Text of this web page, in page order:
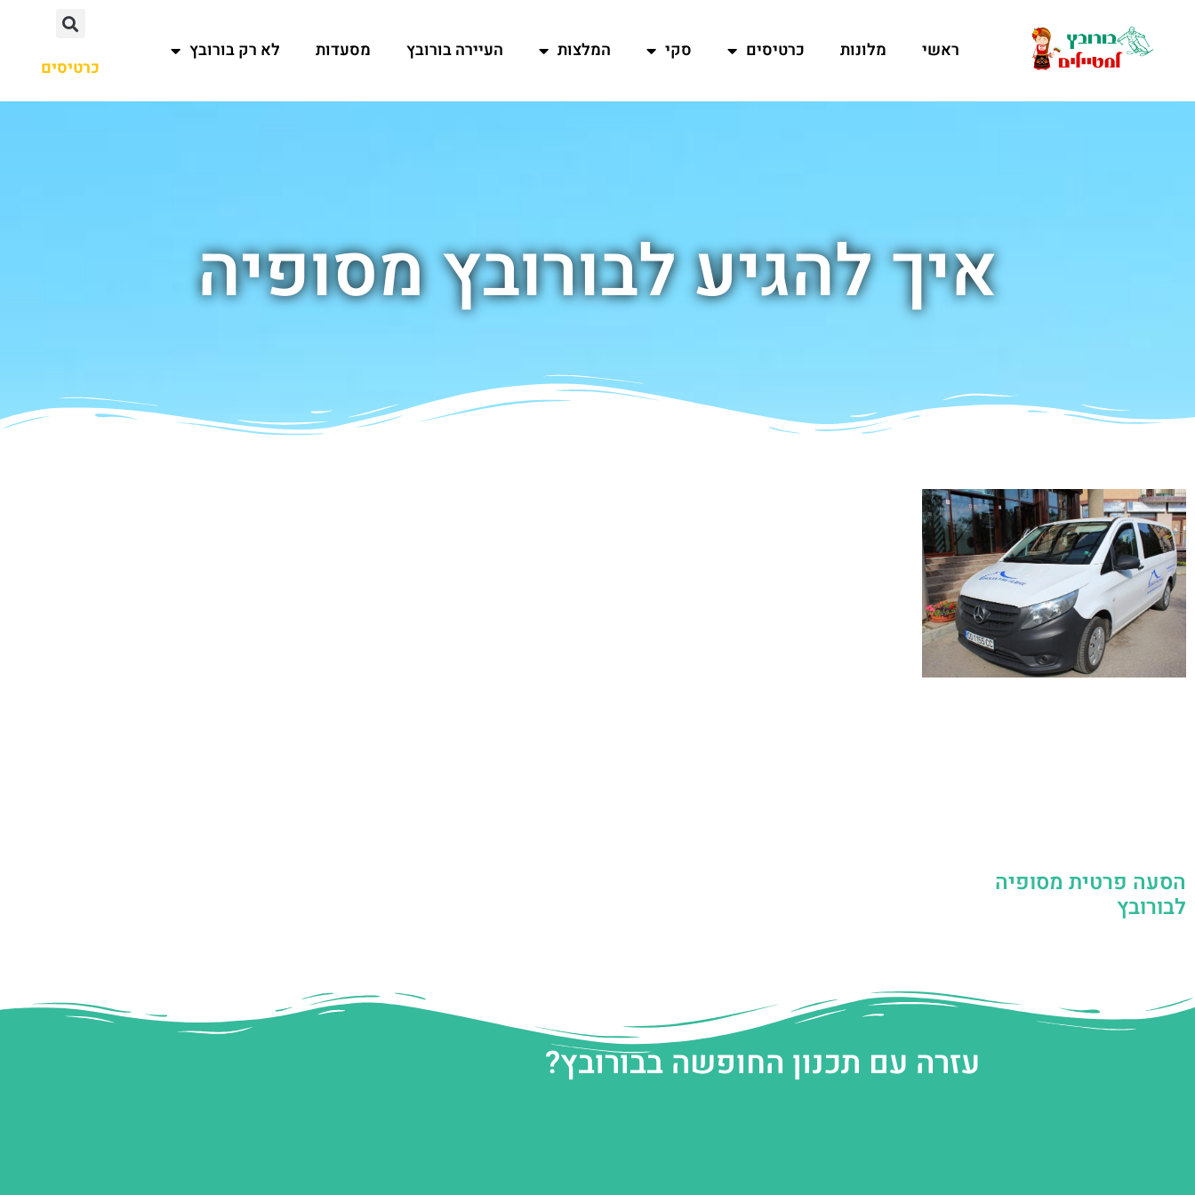
ראשי מלונות כרטיסים סקי המלצות העיירה בורובץ מסעדות לא רק בורובץ
כרטיסים
איך להגיע לבורובץ מסופיה
הסעה פרטית מסופיה
לבורובץ
עזרה עם תכנון החופשה בבורובץ?